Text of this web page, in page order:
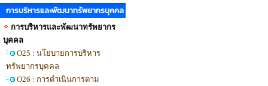
การบริหารและพัฒนาทรัพยากรบุคคล
การบริหารและพัฒนาทรัพยากร
บุคคล
O25 : นโยบายการบริหาร
ทรัพยากรบุคคล
O26 : การดำเนินการตาม